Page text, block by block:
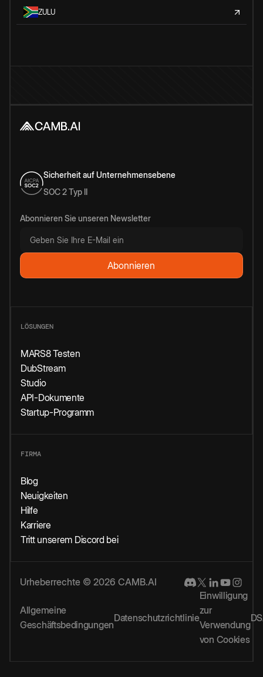
ZULU
Sicherheit auf Unternehmensebene
SOC 2 Typ II
Abonnieren Sie unseren Newsletter
LÖSUNGEN
MARS8 Testen
DubStream
Studio
API-Dokumente
Startup-Programm
FIRMA
Blog
Neuigkeiten
Hilfe
Karriere
Tritt unserem Discord bei
Urheberrechte © 2026 CAMB.AI
Allgemeine
Geschäftsbedingungen
Datenschutzrichtlinie
Einwilligung
zur
Verwendung
von Cookies